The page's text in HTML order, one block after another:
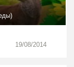
19/08/2014